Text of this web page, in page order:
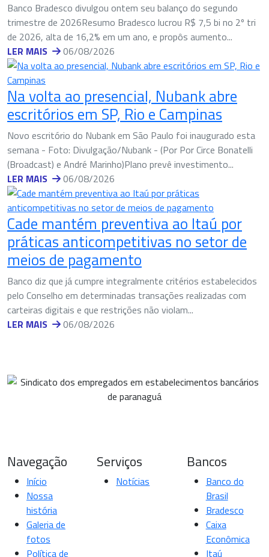
Banco Bradesco divulgou ontem seu balanço do segundo
trimestre de 2026Resumo Bradesco lucrou R$ 7,5 bi no 2º tri
de 2026, alta de 16,2% em um ano, e propôs aumento...
LER MAIS
06/08/2026
Na volta ao presencial, Nubank abre
escritórios em SP, Rio e Campinas
Novo escritório do Nubank em São Paulo foi inaugurado esta
semana - Foto: Divulgação/Nubank - (Por Por Circe Bonatelli
(Broadcast) e André Marinho)Plano prevê investimento...
LER MAIS
06/08/2026
Cade mantém preventiva ao Itaú por
práticas anticompetitivas no setor de
meios de pagamento
Banco diz que já cumpre integralmente critérios estabelecidos
pelo Conselho em determinadas transações realizadas com
carteiras digitais e que restrições não violam...
LER MAIS
06/08/2026
Navegação
Início
Nossa
história
Galeria de
fotos
Política de
Serviços
Notícias
Bancos
Banco do
Brasil
Bradesco
Caixa
Econômica
Itaú